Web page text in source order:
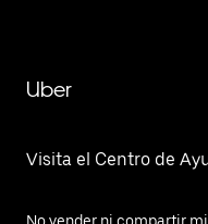
Uber
Visita el Centro de